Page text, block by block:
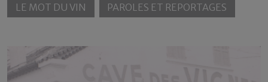
LE MOT DU VIN PAROLES ET REPORTAGES